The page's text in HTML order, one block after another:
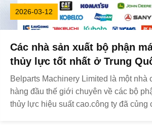
2026-03-12
Các nhà sản xuất bộ phận
thủy lực tốt nhất ở Trung
Belparts Machinery Limited là một nhà
hàng đầu thế giới chuyên về các bộ
thủy lực hiệu suất cao.công ty đã củng